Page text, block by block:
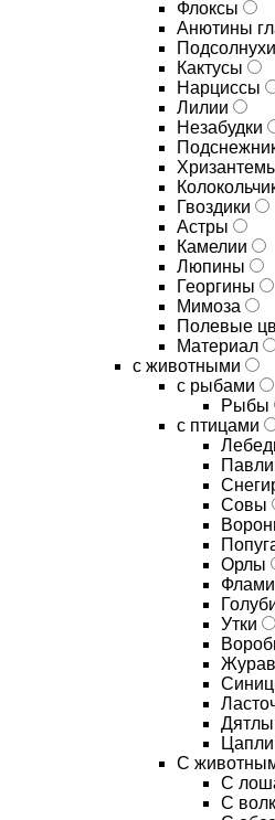
Флоксы
Анютины
Подсолнухи
Кактусы
Нарциссы
Лилии
Незабудки
Гвоздики
Астры
Камелии
Люпины
Георгины
Мимоза
Полевые
Материал
с животными
с рыбами
Рыбы
с птицами
Совы
Орлы
Утки
Дятлы
Цапли
С
С
С